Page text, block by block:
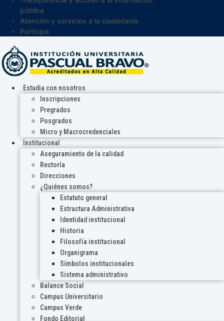
pública
Atención y servicios a la ciudadanía
Participa
Estudia con nosotros
Inscripciones
Pregrados
Posgrados
Micro y Macrocredenciales
Institucional
Aseguramiento de la calidad
Rectoría
Direcciones
¿Quiénes somos?
Estatuto general
Estructura Administrativa
Identidad institucional
Historia
Filosofía institucional
Organigrama
Símbolos institucionales
Sistema administrativo
Balance Social
Campus Universitario
Campus Verde
Fondo Editorial